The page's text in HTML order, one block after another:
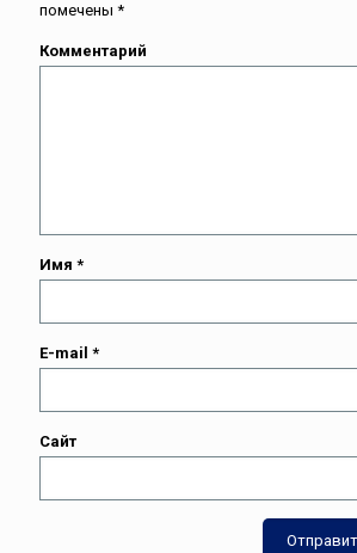
помечены *
Комментарий
Имя *
E-mail *
Сайт